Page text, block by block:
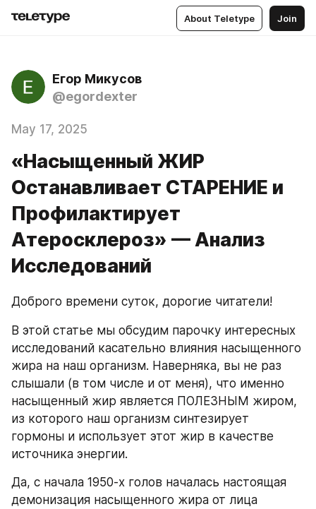
About Teletype Join
Егор Микусов
@egordexter
May 17, 2025
«Насыщенный ЖИР
Останавливает СТАРЕНИЕ и
Профилактирует
Атеросклероз» — Анализ
Исследований
Доброго времени суток, дорогие читатели!
В этой статье мы обсудим парочку интересных
исследований касательно влияния насыщенного
жира на наш организм. Наверняка, вы не раз
слышали (в том числе и от меня), что именно
насыщенный жир является ПОЛЕЗНЫМ жиром,
из которого наш организм синтезирует
гормоны и использует этот жир в качестве
источника энергии.
Да, с начала 1950-х голов началась настоящая
демонизация насыщенного жира от лица